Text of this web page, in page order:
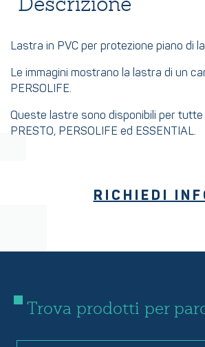
Lastra in PVC per protezione piano di
Le immagini mostrano la lastra di un
PERSOLIFE.
Queste lastre sono disponibili per tutte
PRESTO, PERSOLIFE ed ESSENTIAL.
RICHIEDI
Trova prodotti per